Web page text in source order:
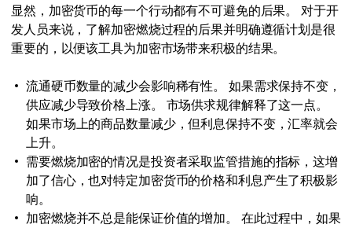
显然，加密货币的每一个行动都有不可避免的后果。 对于开
发人员来说，了解加密燃烧过程的后果并明确遵循计划是很
重要的，以便该工具为加密市场带来积极的结果。
流通硬币数量的减少会影响稀有性。 如果需求保持不变，
供应减少导致价格上涨。 市场供求规律解释了这一点。
如果市场上的商品数量减少，但利息保持不变，汇率就会
上升。
需要燃烧加密的情况是投资者采取监管措施的指标，这增
加了信心，也对特定加密货币的价格和利息产生了积极影
响。
加密燃烧并不总是能保证价值的增加。 在此过程中，如果